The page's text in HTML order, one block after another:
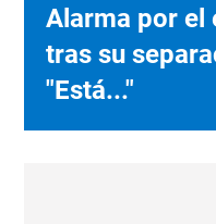
Alarma por el
tras su
"Está..."